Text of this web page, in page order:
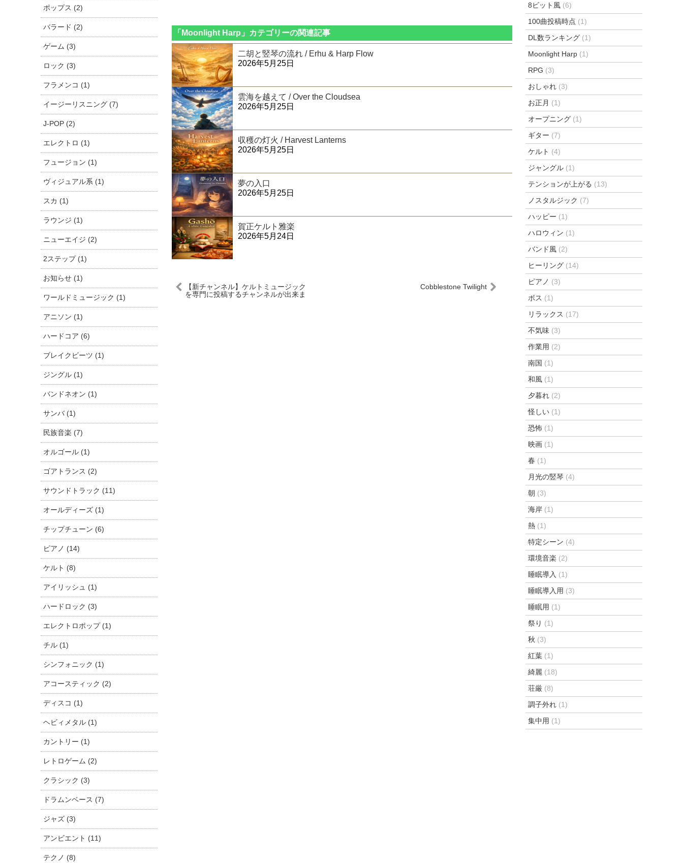
「Moonlight Harp」カテゴリーの関連記事
二胡と竪琴の流れ / Erhu & Harp Flow
2026年5月25日
雲海を越えて / Over the Cloudsea
2026年5月25日
収穫の灯火 / Harvest Lanterns
2026年5月25日
夢の入口
2026年5月25日
賀正ケルト雅楽
2026年5月24日
【新チャンネル】ケルトミュージック
を専門に投稿するチャンネルが出来ま
Cobblestone Twilight
ポップス (2)
バラード (2)
ゲーム (3)
ロック (3)
フラメンコ (1)
イージーリスニング (7)
J-POP (2)
エレクトロ (1)
フュージョン (1)
ヴィジュアル系 (1)
スカ (1)
ラウンジ (1)
ニューエイジ (2)
2ステップ (1)
お知らせ (1)
ワールドミュージック (1)
アニソン (1)
ハードコア (6)
ブレイクビーツ (1)
ジングル (1)
バンドネオン (1)
サンバ (1)
民族音楽 (7)
オルゴール (1)
ゴアトランス (2)
サウンドトラック (11)
オールディーズ (1)
チップチューン (6)
ピアノ (14)
ケルト (8)
アイリッシュ (1)
ハードロック (3)
エレクトロポップ (1)
チル (1)
シンフォニック (1)
アコースティック (2)
ディスコ (1)
ヘビィメタル (1)
カントリー (1)
レトロゲーム (2)
クラシック (3)
ドラムンベース (7)
ジャズ (3)
アンビエント (11)
テクノ (8)
8ビット風 (6)
100曲投稿時点 (1)
DL数ランキング (1)
Moonlight Harp (1)
RPG (3)
おしゃれ (3)
お正月 (1)
オープニング (1)
ギター (7)
ケルト (4)
ジャングル (1)
テンションが上がる (13)
ノスタルジック (7)
ハッピー (1)
ハロウィン (1)
バンド風 (2)
ヒーリング (14)
ピアノ (3)
ボス (1)
リラックス (17)
不気味 (3)
作業用 (2)
南国 (1)
和風 (1)
夕暮れ (2)
怪しい (1)
恐怖 (1)
映画 (1)
春 (1)
月光の竪琴 (4)
朝 (3)
海岸 (1)
熱 (1)
特定シーン (4)
環境音楽 (2)
睡眠導入 (1)
睡眠導入用 (3)
睡眠用 (1)
祭り (1)
秋 (3)
紅葉 (1)
綺麗 (18)
荘厳 (8)
調子外れ (1)
集中用 (1)